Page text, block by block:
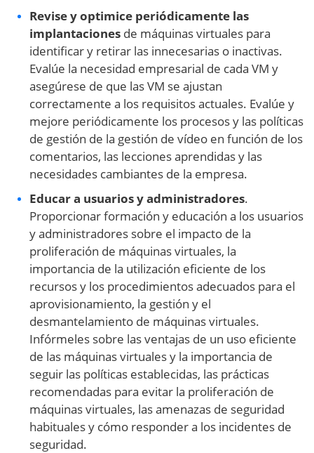
Revise y optimice periódicamente las
implantaciones de máquinas virtuales para
identificar y retirar las innecesarias o inactivas.
Evalúe la necesidad empresarial de cada VM y
asegúrese de que las VM se ajustan
correctamente a los requisitos actuales. Evalúe y
mejore periódicamente los procesos y las políticas
de gestión de la gestión de vídeo en función de los
comentarios, las lecciones aprendidas y las
necesidades cambiantes de la empresa.
Educar a usuarios y administradores.
Proporcionar formación y educación a los usuarios
y administradores sobre el impacto de la
proliferación de máquinas virtuales, la
importancia de la utilización eficiente de los
recursos y los procedimientos adecuados para el
aprovisionamiento, la gestión y el
desmantelamiento de máquinas virtuales.
Infórmeles sobre las ventajas de un uso eficiente
de las máquinas virtuales y la importancia de
seguir las políticas establecidas, las prácticas
recomendadas para evitar la proliferación de
máquinas virtuales, las amenazas de seguridad
habituales y cómo responder a los incidentes de
seguridad.